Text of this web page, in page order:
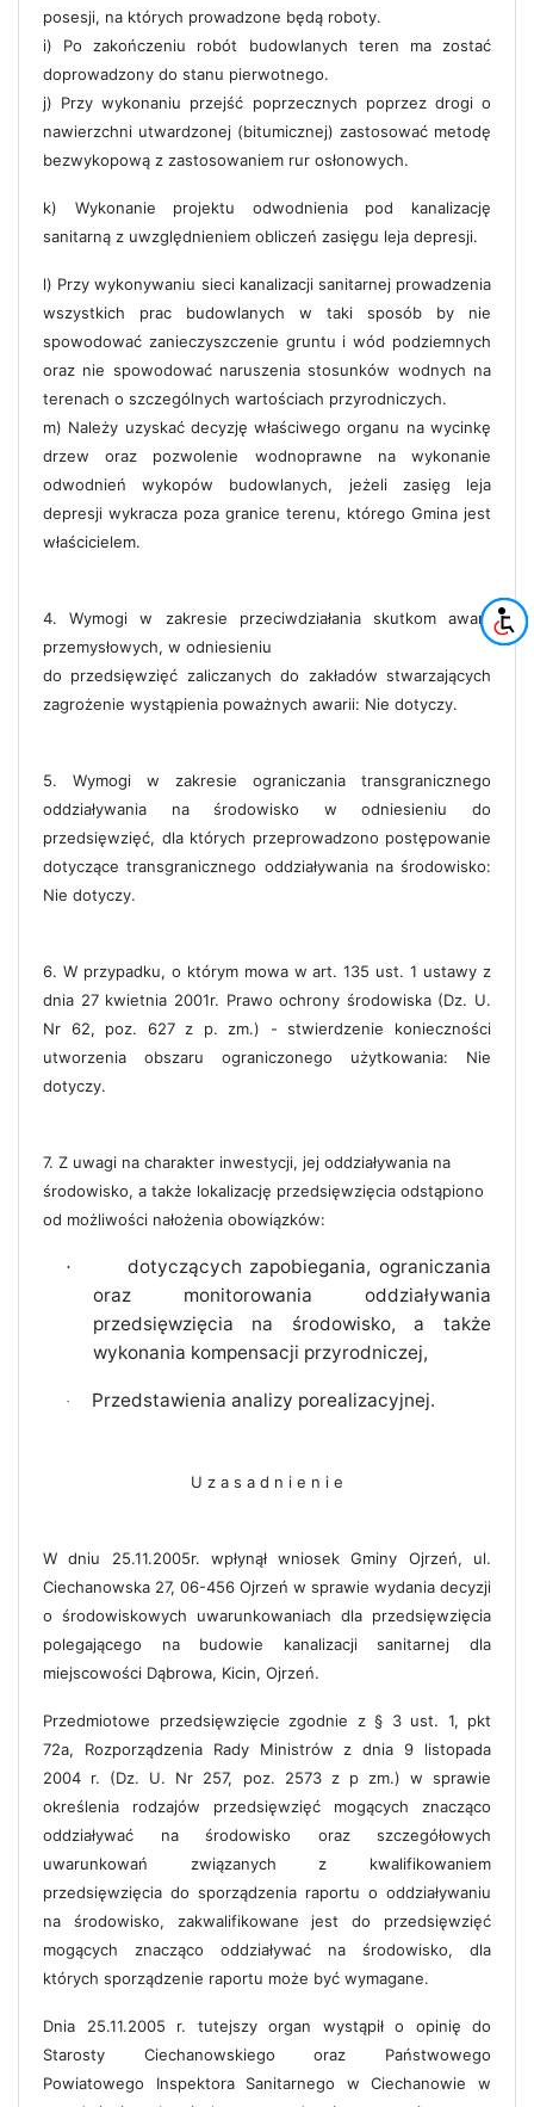
posesji, na których prowadzone będą roboty.
i) Po zakończeniu robót budowlanych teren ma zostać
doprowadzony do stanu pierwotnego.
j) Przy wykonaniu przejść poprzecznych poprzez drogi o
nawierzchni utwardzonej (bitumicznej) zastosować metodę
bezwykopową z zastosowaniem rur osłonowych.
k) Wykonanie projektu odwodnienia pod kanalizację
sanitarną z uwzględnieniem obliczeń zasięgu leja depresji.
l) Przy wykonywaniu sieci kanalizacji sanitarnej prowadzenia
wszystkich prac budowlanych w taki sposób by nie
spowodować zanieczyszczenie gruntu i wód podziemnych
oraz nie spowodować naruszenia stosunków wodnych na
terenach o szczególnych wartościach przyrodniczych.
m) Należy uzyskać decyzję właściwego organu na wycinkę
drzew oraz pozwolenie wodnoprawne na wykonanie
odwodnień wykopów budowlanych, jeżeli zasięg leja
depresji wykracza poza granice terenu, którego Gmina jest
właścicielem.
4. Wymogi w zakresie przeciwdziałania skutkom awarii
przemysłowych, w odniesieniu
do przedsięwzięć zaliczanych do zakładów stwarzających
zagrożenie wystąpienia poważnych awarii: Nie dotyczy.
5. Wymogi w zakresie ograniczania transgranicznego
oddziaływania na środowisko w odniesieniu do
przedsięwzięć, dla których przeprowadzono postępowanie
dotyczące transgranicznego oddziaływania na środowisko:
Nie dotyczy.
6. W przypadku, o którym mowa w art. 135 ust. 1 ustawy z
dnia 27 kwietnia 2001r. Prawo ochrony środowiska (Dz. U.
Nr 62, poz. 627 z p. zm.) - stwierdzenie konieczności
utworzenia obszaru ograniczonego użytkowania: Nie
dotyczy.
7. Z uwagi na charakter inwestycji, jej oddziaływania na
środowisko, a także lokalizację przedsięwzięcia odstąpiono
od możliwości nałożenia obowiązków:
·
dotyczących zapobiegania, ograniczania
oraz monitorowania oddziaływania
przedsięwzięcia na środowisko, a także
wykonania kompensacji przyrodniczej,
· Przedstawienia analizy porealizacyjnej.
U z a s a d n i e n i e
W dniu 25.11.2005r. wpłynął wniosek Gminy Ojrzeń, ul.
Ciechanowska 27, 06-456 Ojrzeń w sprawie wydania decyzji
o środowiskowych uwarunkowaniach dla przedsięwzięcia
polegającego na budowie kanalizacji sanitarnej dla
miejscowości Dąbrowa, Kicin, Ojrzeń.
Przedmiotowe przedsięwzięcie zgodnie z § 3 ust. 1, pkt
72a, Rozporządzenia Rady Ministrów z dnia 9 listopada
2004 r. (Dz. U. Nr 257, poz. 2573 z p zm.) w sprawie
określenia rodzajów przedsięwzięć mogących znacząco
oddziaływać na środowisko oraz szczegółowych
uwarunkowań związanych z kwalifikowaniem
przedsięwzięcia do sporządzenia raportu o oddziaływaniu
na środowisko, zakwalifikowane jest do przedsięwzięć
mogących znacząco oddziaływać na środowisko, dla
których sporządzenie raportu może być wymagane.
Dnia 25.11.2005 r. tutejszy organ wystąpił o opinię do
Starosty Ciechanowskiego oraz Państwowego
Powiatowego Inspektora Sanitarnego w Ciechanowie w